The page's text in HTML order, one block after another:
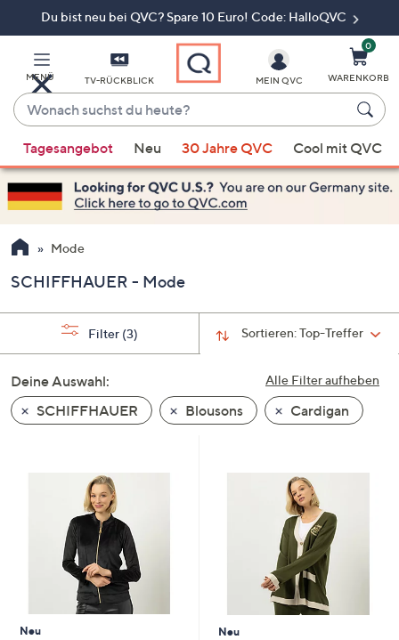
Du bist neu bei QVC? Spare 10 Euro! Code: HalloQVC
MENÜ TV-RÜCKBLICK
Wonach
suchst
du
heute?
Vorschläge
verfügbar
sind,
verwenden
Sie
Pfeiltasten
nach
und
nach
unten
oder
um
MEIN QVC
0
WARENKORB
Tagesangebot Neu 30 Jahre QVC Cool mit QVC
Mode
SCHIFFHAUER - Mode
Sortieren:Top-Treffer
Filter (3)
Alle Filter aufheben
Deine Auswahl:
SCHIFFHAUER
Blousons Cardigan
Neu
Neu